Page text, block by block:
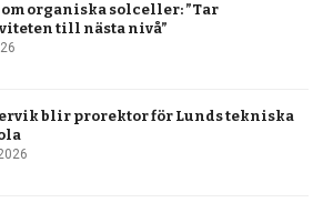
organiska solceller: ”Tar
till nästa nivå”
blir prorektor för Lunds tekniska